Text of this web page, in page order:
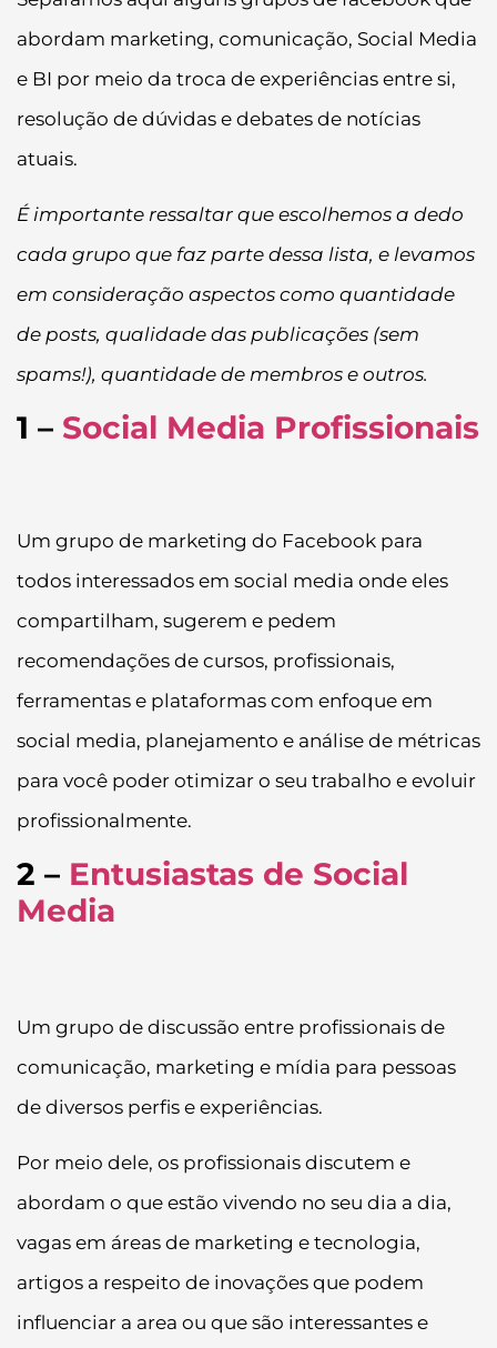
abordam marketing, comunicação, Social Media
e BI por meio da troca de experiências entre si,
resolução de dúvidas e debates de notícias
atuais.
É importante ressaltar que escolhemos a dedo
cada grupo que faz parte dessa lista, e levamos
em consideração aspectos como quantidade
de posts, qualidade das publicações (sem
spams!), quantidade de membros e outros.
1 – Social Media Profissionais
Um grupo de marketing do Facebook para
todos interessados em social media onde eles
compartilham, sugerem e pedem
recomendações de cursos, profissionais,
ferramentas e plataformas com enfoque em
social media, planejamento e análise de métricas
para você poder otimizar o seu trabalho e evoluir
profissionalmente.
2 – Entusiastas de Social
Media
Um grupo de discussão entre profissionais de
comunicação, marketing e mídia para pessoas
de diversos perfis e experiências.
Por meio dele, os profissionais discutem e
abordam o que estão vivendo no seu dia a dia,
vagas em áreas de marketing e tecnologia,
artigos a respeito de inovações que podem
influenciar a area ou que são interessantes e